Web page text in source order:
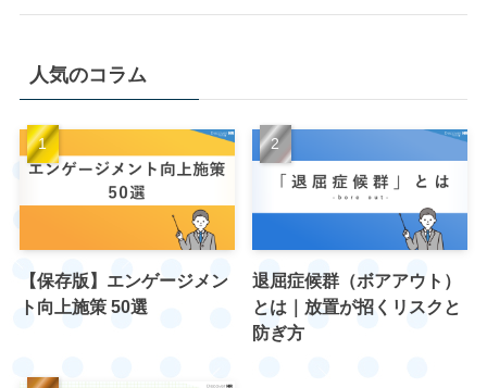
人気のコラム
【保存版】エンゲージメン
ト向上施策 50選
退屈症候群（ボアアウト）
とは｜放置が招くリスクと
防ぎ方